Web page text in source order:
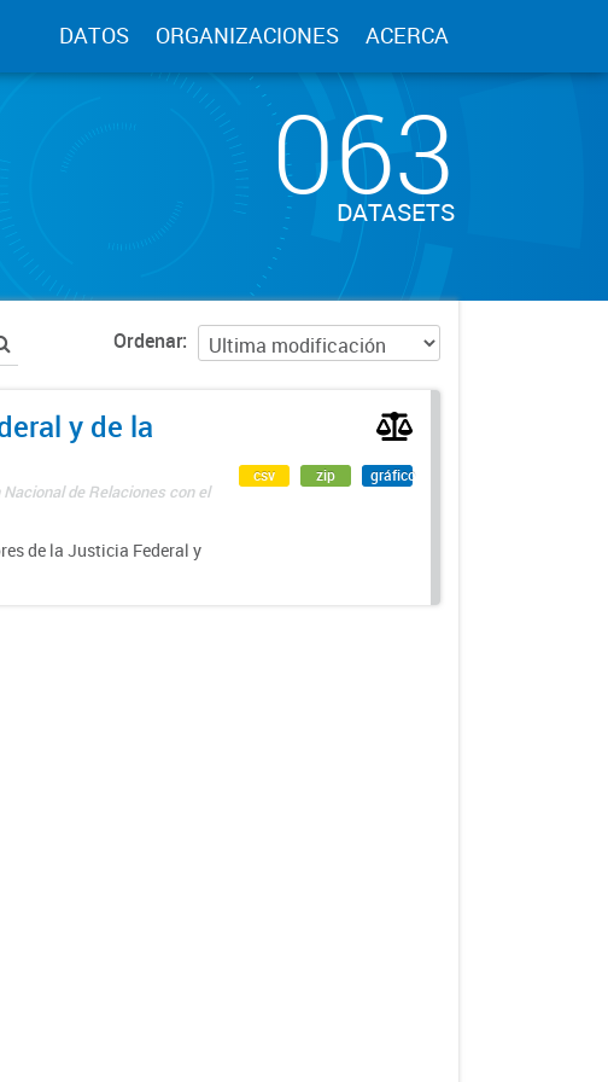
DATOS ORGANIZACIONES ACERCA
063
DATASETS
Ordenar
y de la
de Relaciones con el
de la Justicia Federal y
csv zip gráfico